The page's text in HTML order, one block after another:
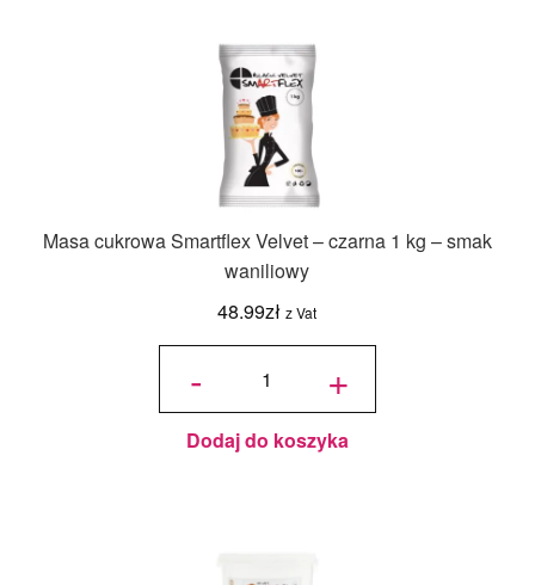
Masa cukrowa Smartflex Velvet – czarna 1 kg – smak
waniliowy
48.99zł z Vat
-
ilość
Smartflex
Velvet -
kg - smak
waniliowy
+
Dodaj do koszyka